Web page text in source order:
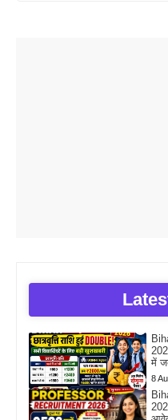
में
8